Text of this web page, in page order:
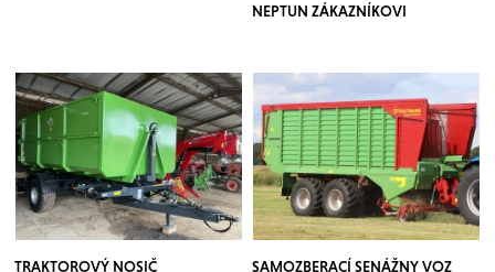
NEPTUN ZÁKAZNÍKOVI
TRAKTOROVÝ NOSIČ
SAMOZBERACÍ SENÁŽNY VOZ